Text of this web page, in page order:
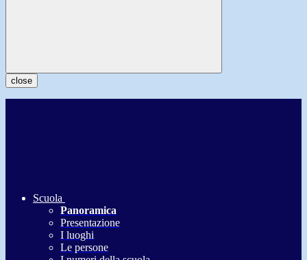
close
Scuola
Panoramica
Presentazione
I luoghi
Le persone